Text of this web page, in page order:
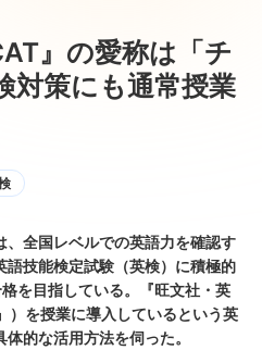
』の愛称は「チ
対策にも通常授業
全国レベルでの英語力を確認す
技能検定試験（英検）に積極的
を目指している。『旺文社・英
）を授業に導入しているという英
的な活用方法を伺った。